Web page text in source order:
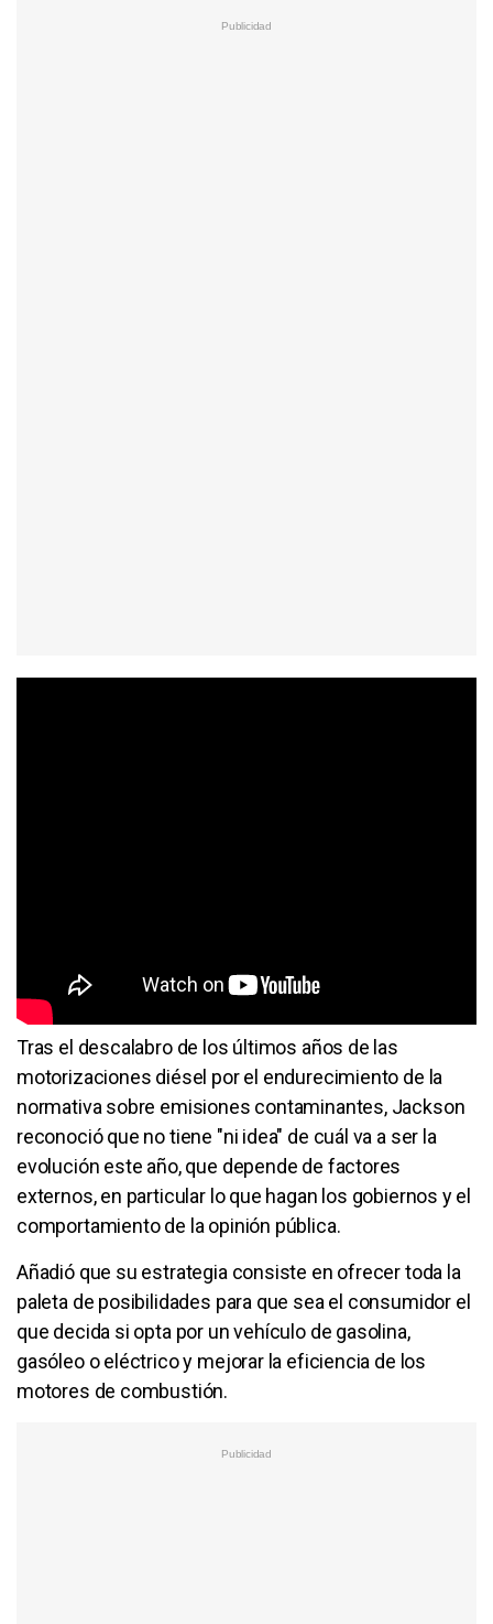
Tras el descalabro de los últimos años de las
motorizaciones diésel por el endurecimiento de la
normativa sobre emisiones contaminantes, Jackson
reconoció que no tiene "ni idea" de cuál va a ser la
evolución este año, que depende de factores
externos, en particular lo que hagan los gobiernos y el
comportamiento de la opinión pública.
Añadió que su estrategia consiste en ofrecer toda la
paleta de posibilidades para que sea el consumidor el
que decida si opta por un vehículo de gasolina,
gasóleo o eléctrico y mejorar la eficiencia de los
motores de combustión.